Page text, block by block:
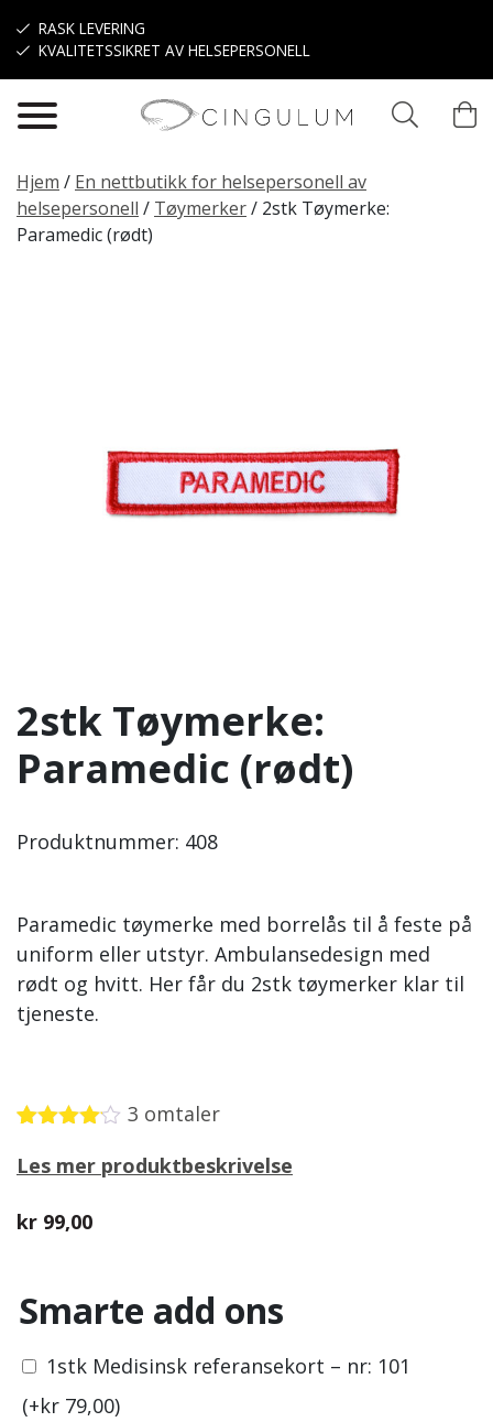
RASK LEVERING
KVALITETSSIKRET AV HELSEPERSONELL
Hjem / En nettbutikk for helsepersonell av
helsepersonell / Tøymerker/ 2stk Tøymerke:
Paramedic (rødt)
2stk Tøymerke:
Paramedic (rødt)
Produktnummer: 408
Paramedic tøymerke med borrelås til å feste på
uniform eller utstyr. Ambulansedesign med
rødt og hvitt. Her får du 2stk tøymerker klar til
tjeneste.
4.00 av 5
kundevurderinger
3 omtaler
Les mer produktbeskrivelse
kr 99,00
Smarte add ons
1stk Medisinsk referansekort – nr: 101
(+kr 79,00)